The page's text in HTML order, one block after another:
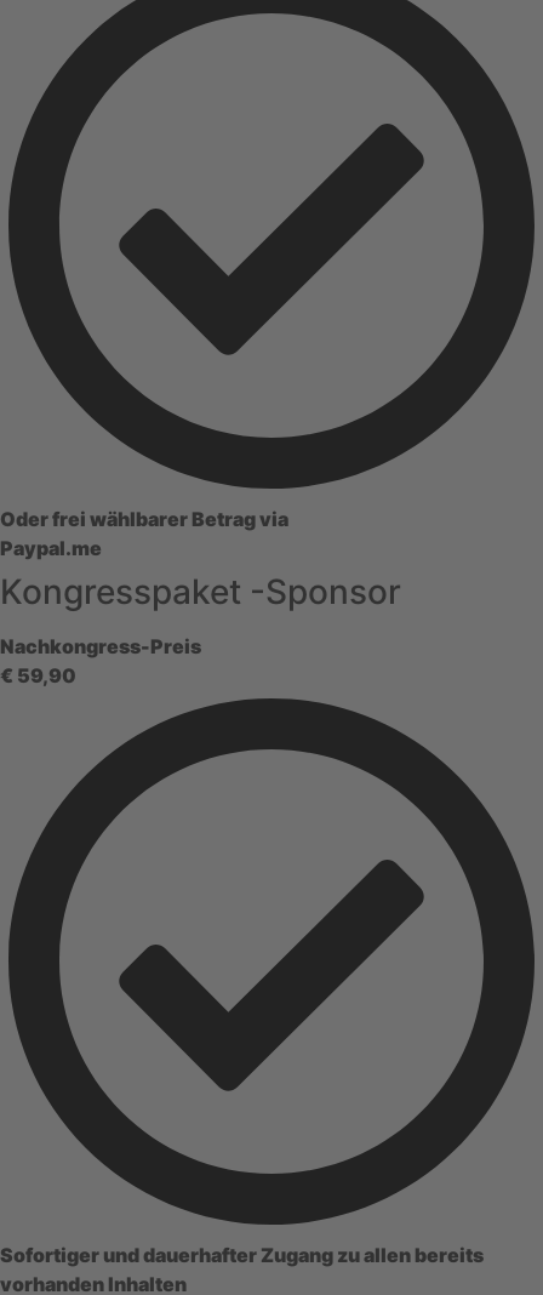
Oder frei wählbarer Betrag via
Paypal.me
Kongresspaket -Sponsor
Nachkongress-Preis
€ 59,90
Sofortiger und dauerhafter Zugang zu allen bereits
vorhanden Inhalten